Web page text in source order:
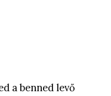
a benned levő